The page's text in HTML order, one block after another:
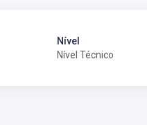
Nível
Nível Técnico